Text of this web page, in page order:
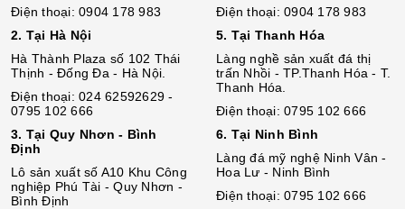
Điện thoại: 0904 178 983
2. Tại Hà Nội
Hà Thành Plaza số 102 Thái
Thịnh - Đống Đa - Hà Nội.
Điện thoại: 024 62592629 -
0795 102 666
3. Tại Quy Nhơn - Bình
Định
Lô sản xuất số A10 Khu Công
nghiệp Phú Tài - Quy Nhơn -
Bình Định
Điện thoại: 0904 178 983
5. Tại Thanh Hóa
Làng nghề sản xuất đá thị
trấn Nhồi - TP.Thanh Hóa - T.
Thanh Hóa.
Điện thoại: 0795 102 666
6. Tại Ninh Bình
Làng đá mỹ nghệ Ninh Vân -
Hoa Lư - Ninh Bình
Điện thoại: 0795 102 666